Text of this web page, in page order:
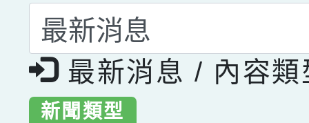
選擇後頁面內容會更
最新消息 / 內容類
新聞類型